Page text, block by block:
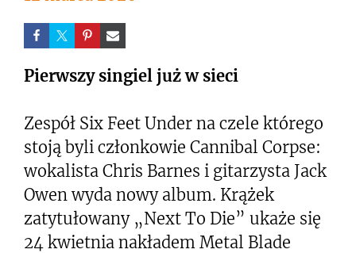
Pierwszy singiel już w sieci
Zespół Six Feet Under na czele którego
stoją byli członkowie Cannibal Corpse:
wokalista Chris Barnes i gitarzysta Jack
Owen wyda nowy album. Krążek
zatytułowany „Next To Die” ukaże się
24 kwietnia nakładem Metal Blade